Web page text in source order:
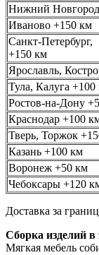
Нижний
Иваново +150 км
Санкт-
+150 км
Ярославль,
Тула, Калуга +100
Ростов-на-Дону
Краснодар +100
Тверь, Торжок
Казань +100 км
Воронеж +50 км
Чебоксары +120
Доставка за
Сборка изделий в
Мягкая мебель